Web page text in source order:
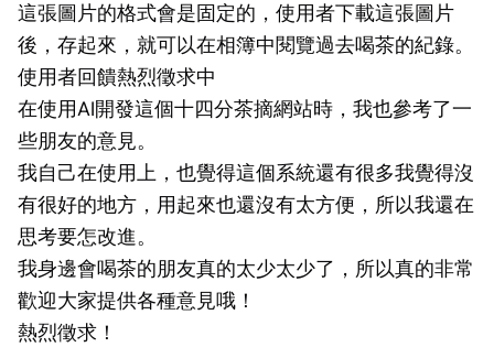
這張圖片的格式會是固定的，使用者下載這張圖片
後，存起來，就可以在相簿中閱覽過去喝茶的紀錄。
使用者回饋熱烈徵求中
在使用AI開發這個十四分茶摘網站時，我也參考了一
些朋友的意見。
我自己在使用上，也覺得這個系統還有很多我覺得沒
有很好的地方，用起來也還沒有太方便，所以我還在
思考要怎改進。
我身邊會喝茶的朋友真的太少太少了，所以真的非常
歡迎大家提供各種意見哦！
熱烈徵求！